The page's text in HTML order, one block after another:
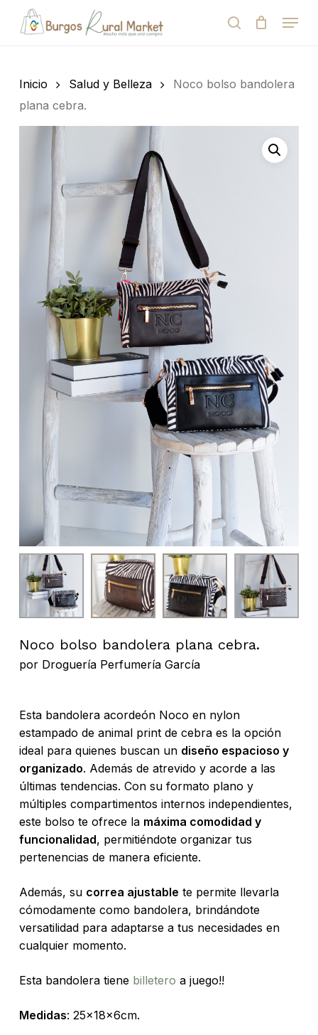
de
search
Menu
Cart
Inicio Salud y Belleza
Noco bolso bandolera
plana cebra.
Noco bolso bandolera plana cebra.
por Droguería Perfumería García
Esta bandolera acordeón Noco en nylon
estampado de animal print de cebra es la opción
ideal para quienes buscan un diseño espacioso y
organizado. Además de atrevido y acorde a las
últimas tendencias. Con su formato plano y
múltiples compartimentos internos independientes,
este bolso te ofrece la máxima comodidad y
funcionalidad, permitiéndote organizar tus
pertenencias de manera eficiente.
Además, su correa ajustable te permite llevarla
cómodamente como bandolera, brindándote
versatilidad para adaptarse a tus necesidades en
cualquier momento.
Esta bandolera tiene billetero a juego!!
Medidas: 25x18x6cm.